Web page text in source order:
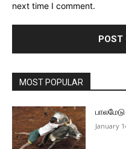
next time I comment.
MOST POPULAR
January